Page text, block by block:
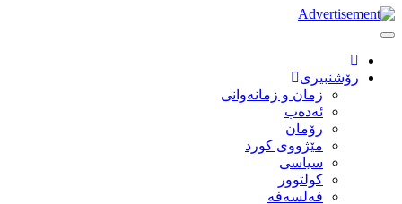
Toggle
Navigation
رۆشنبیری
زمان و زمانه‌وانی
ئەدەب
رۆمان
مێژووى کورد
سیاسى
کولتوور
فەلسەفە